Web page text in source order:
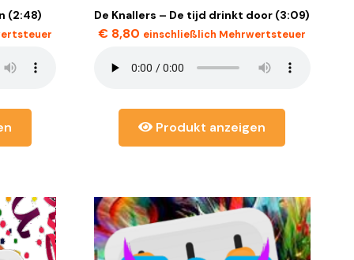
(2:48) De Knallers – De tijd drinkt door (3:09)
€ 8,80 einschließlich Mehrwertsteuer
Produkt anzeigen